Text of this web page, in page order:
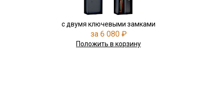
с двумя ключевыми замками
за 6 080 ₽
Положить в корзину